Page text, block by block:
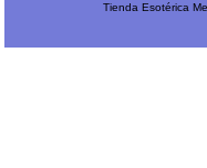
Tienda Esotérica